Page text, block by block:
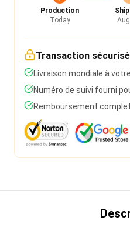
Production
Today
Transaction
Livraison mondiale à
Numéro de suivi fourni
Remboursement